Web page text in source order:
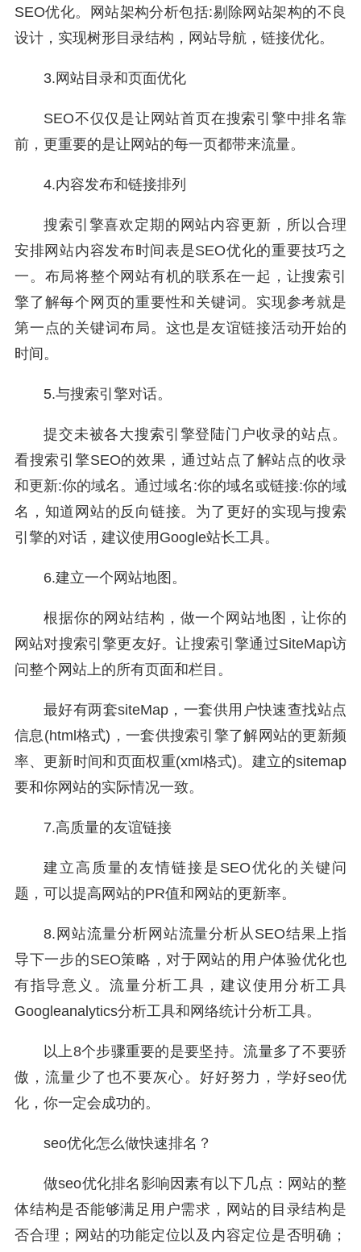
SEO优化。网站架构分析包括:剔除网站架构的不良
设计，实现树形目录结构，网站导航，链接优化。
3.网站目录和页面优化
SEO不仅仅是让网站首页在搜索引擎中排名靠
前，更重要的是让网站的每一页都带来流量。
4.内容发布和链接排列
搜索引擎喜欢定期的网站内容更新，所以合理
安排网站内容发布时间表是SEO优化的重要技巧之
一。布局将整个网站有机的联系在一起，让搜索引
擎了解每个网页的重要性和关键词。实现参考就是
第一点的关键词布局。这也是友谊链接活动开始的
时间。
5.与搜索引擎对话。
提交未被各大搜索引擎登陆门户收录的站点。
看搜索引擎SEO的效果，通过站点了解站点的收录
和更新:你的域名。通过域名:你的域名或链接:你的域
名，知道网站的反向链接。为了更好的实现与搜索
引擎的对话，建议使用Google站长工具。
6.建立一个网站地图。
根据你的网站结构，做一个网站地图，让你的
网站对搜索引擎更友好。让搜索引擎通过SiteMap访
问整个网站上的所有页面和栏目。
最好有两套siteMap，一套供用户快速查找站点
信息(html格式)，一套供搜索引擎了解网站的更新频
率、更新时间和页面权重(xml格式)。建立的sitemap
要和你网站的实际情况一致。
7.高质量的友谊链接
建立高质量的友情链接是SEO优化的关键问
题，可以提高网站的PR值和网站的更新率。
8.网站流量分析网站流量分析从SEO结果上指
导下一步的SEO策略，对于网站的用户体验优化也
有指导意义。流量分析工具，建议使用分析工具
Googleanalytics分析工具和网络统计分析工具。
以上8个步骤重要的是要坚持。流量多了不要骄
傲，流量少了也不要灰心。好好努力，学好seo优
化，你一定会成功的。
seo优化怎么做快速排名？
做seo优化排名影响因素有以下几点：网站的整
体结构是否能够满足用户需求，网站的目录结构是
否合理；网站的功能定位以及内容定位是否明确；